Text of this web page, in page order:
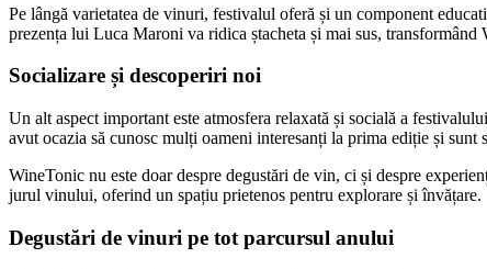
Pe lângă varietatea de vinuri, festivalul oferă și un component
prezența lui Luca Maroni va ridica ștacheta și mai sus,
Socializare și descoperiri noi
Un alt aspect important este atmosfera relaxată și socială a
avut ocazia să cunosc mulți oameni interesanți la prima ediție și
WineTonic nu este doar despre degustări de vin, ci și despre
jurul vinului, oferind un spațiu prietenos pentru explorare și învățare.
Degustări de vinuri pe tot parcursul anului